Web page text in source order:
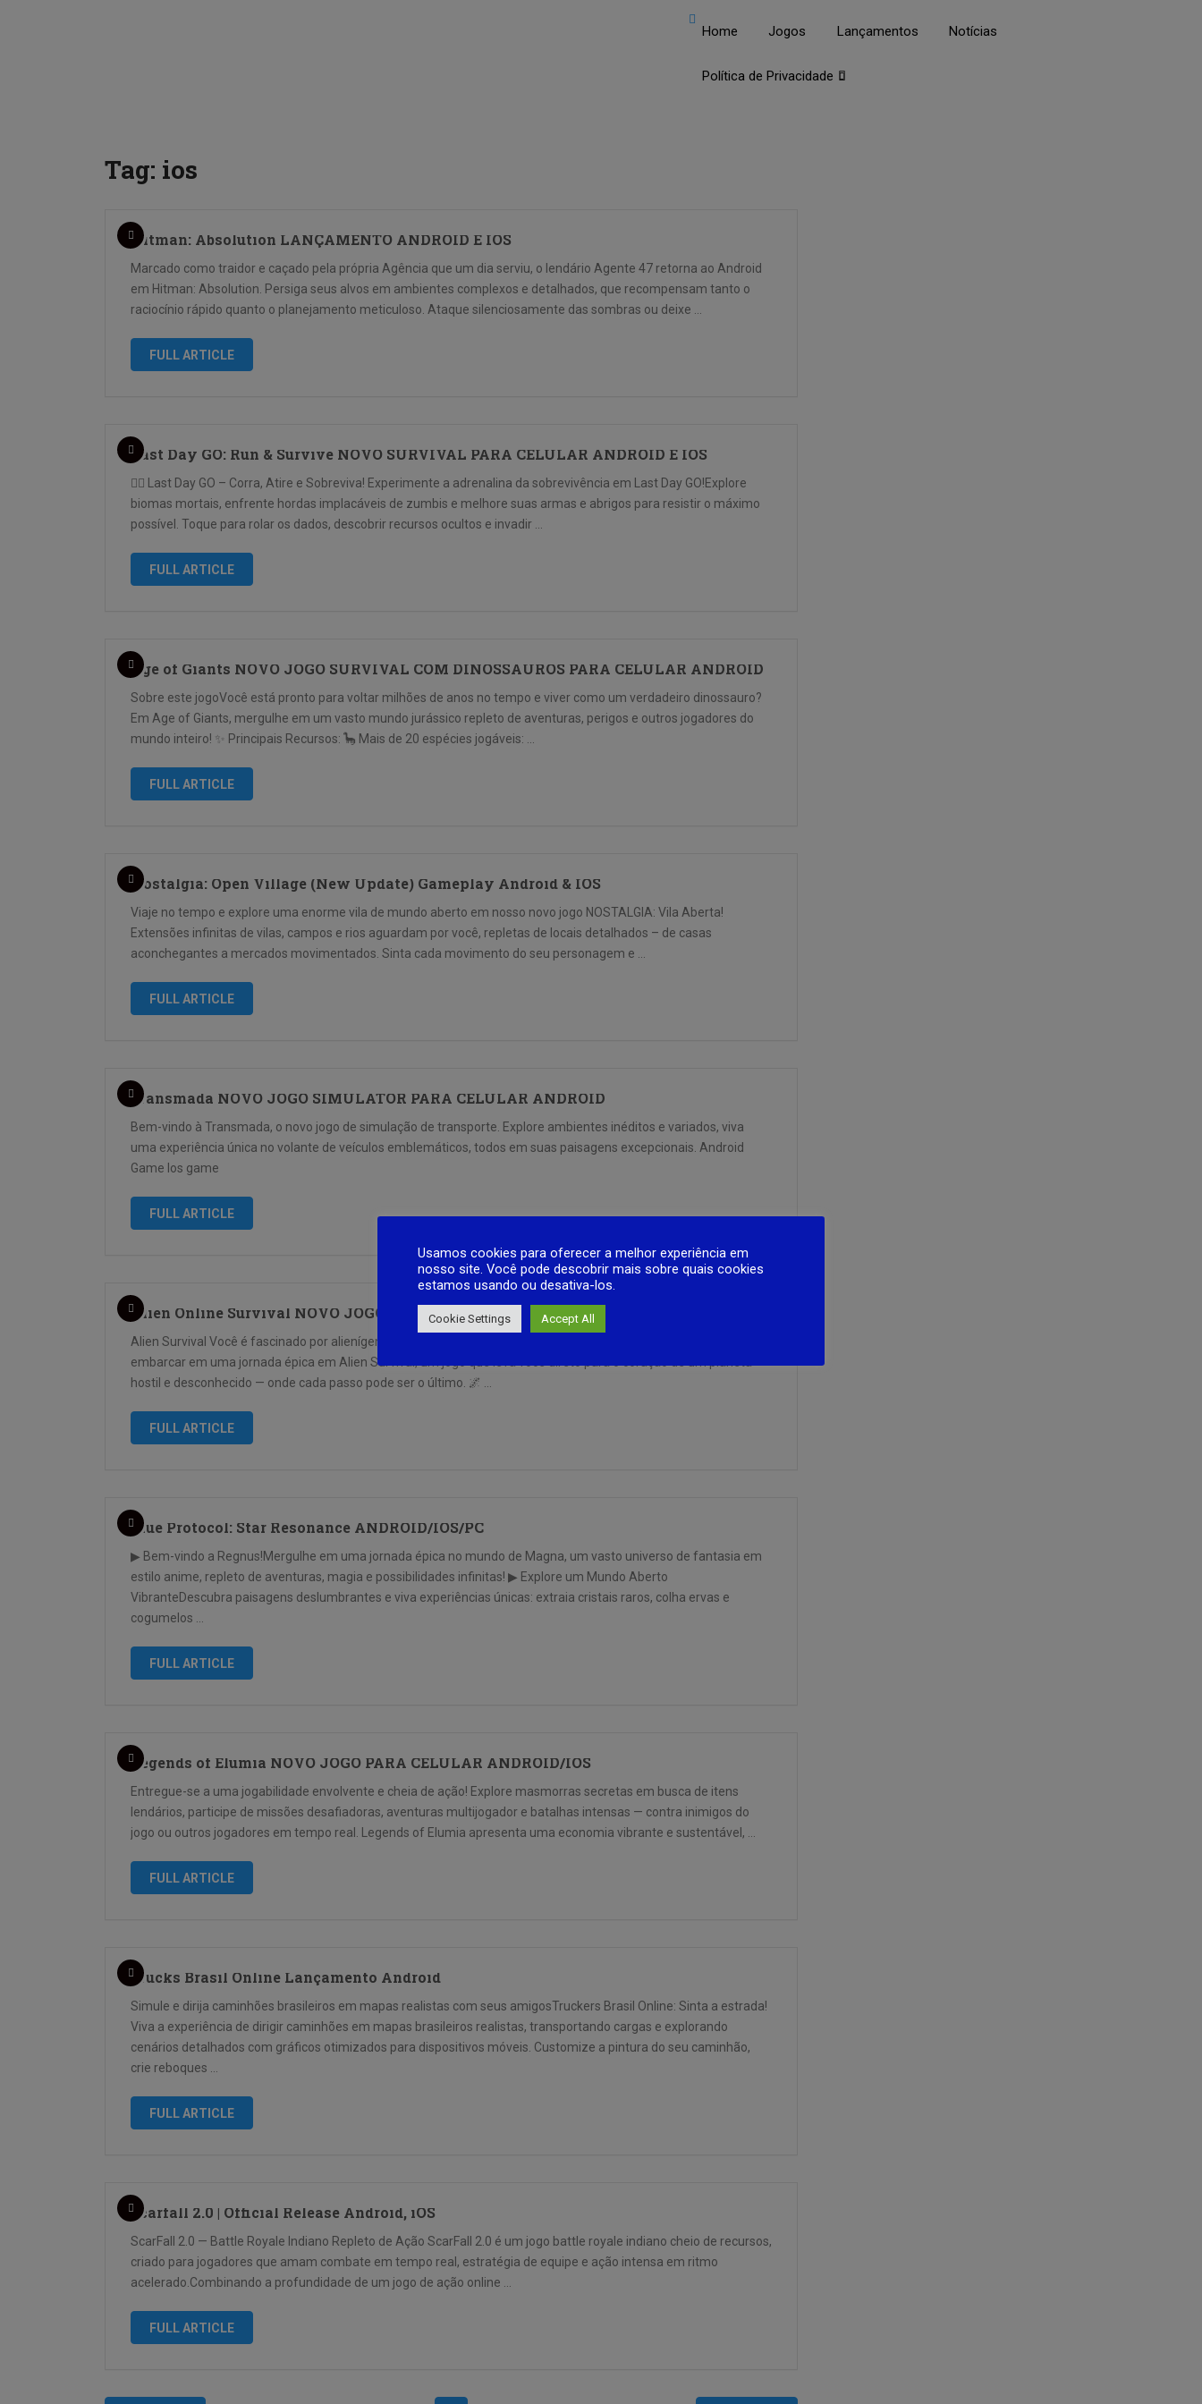
Home Jogos Lançamentos Notícias
Política de Privacidade
Tag: ios
Hitman: Absolution LANÇAMENTO ANDROID E IOS
Marcado como traidor e caçado pela própria Agência que um dia serviu, o lendário Agente 47 retorna ao Android
em Hitman: Absolution. Persiga seus alvos em ambientes complexos e detalhados, que recompensam tanto o
raciocínio rápido quanto o planejamento meticuloso. Ataque silenciosamente das sombras ou deixe …
FULL ARTICLE
Last Day GO: Run & Survive NOVO SURVIVAL PARA CELULAR ANDROID E IOS
🧟‍♂️ Last Day GO – Corra, Atire e Sobreviva! Experimente a adrenalina da sobrevivência em Last Day GO!Explore
biomas mortais, enfrente hordas implacáveis de zumbis e melhore suas armas e abrigos para resistir o máximo
possível. Toque para rolar os dados, descobrir recursos ocultos e invadir …
FULL ARTICLE
Age of Giants NOVO JOGO SURVIVAL COM DINOSSAUROS PARA CELULAR ANDROID
Sobre este jogoVocê está pronto para voltar milhões de anos no tempo e viver como um verdadeiro dinossauro?
Em Age of Giants, mergulhe em um vasto mundo jurássico repleto de aventuras, perigos e outros jogadores do
mundo inteiro! ✨ Principais Recursos: 🦕 Mais de 20 espécies jogáveis: …
FULL ARTICLE
Nostalgia: Open Village (New Update) Gameplay Android & IOS
Viaje no tempo e explore uma enorme vila de mundo aberto em nosso novo jogo NOSTALGIA: Vila Aberta!
Extensões infinitas de vilas, campos e rios aguardam por você, repletas de locais detalhados – de casas
aconchegantes a mercados movimentados. Sinta cada movimento do seu personagem e …
FULL ARTICLE
Transmada NOVO JOGO SIMULATOR PARA CELULAR ANDROID
Bem-vindo à Transmada, o novo jogo de simulação de transporte. Explore ambientes inéditos e variados, viva
uma experiência única no volante de veículos emblemáticos, todos em suas paisagens excepcionais. Android
Game Ios game
FULL ARTICLE
Alien Online Survival NOVO JOGO DE SOBREVIVENCIA PARA CELULAR ANDROID
Alien Survival Você é fascinado por alienígenas, planetas distantes e mistérios do cosmos?Prepare-se para
embarcar em uma jornada épica em Alien Survival, um jogo que leva você direto para o coração de um planeta
hostil e desconhecido — onde cada passo pode ser o último. 🌌 …
FULL ARTICLE
Blue Protocol: Star Resonance ANDROID/IOS/PC
▶ Bem-vindo a Regnus!Mergulhe em uma jornada épica no mundo de Magna, um vasto universo de fantasia em
estilo anime, repleto de aventuras, magia e possibilidades infinitas! ▶ Explore um Mundo Aberto
VibranteDescubra paisagens deslumbrantes e viva experiências únicas: extraia cristais raros, colha ervas e
cogumelos …
FULL ARTICLE
Legends of Elumia NOVO JOGO PARA CELULAR ANDROID/IOS
Entregue-se a uma jogabilidade envolvente e cheia de ação! Explore masmorras secretas em busca de itens
lendários, participe de missões desafiadoras, aventuras multijogador e batalhas intensas — contra inimigos do
jogo ou outros jogadores em tempo real. Legends of Elumia apresenta uma economia vibrante e sustentável, …
FULL ARTICLE
Trucks Brasil Online Lançamento Android
Simule e dirija caminhões brasileiros em mapas realistas com seus amigosTruckers Brasil Online: Sinta a estrada!
Viva a experiência de dirigir caminhões em mapas brasileiros realistas, transportando cargas e explorando
cenários detalhados com gráficos otimizados para dispositivos móveis. Customize a pintura do seu caminhão,
crie reboques …
FULL ARTICLE
Scarfall 2.0 | Official Release Android, iOS
ScarFall 2.0 — Battle Royale Indiano Repleto de Ação ScarFall 2.0 é um jogo battle royale indiano cheio de recursos,
criado para jogadores que amam combate em tempo real, estratégia de equipe e ação intensa em ritmo
acelerado.Combinando a profundidade de um jogo de ação online …
FULL ARTICLE
Usamos cookies para oferecer a melhor experiência em
nosso site. Você pode descobrir mais sobre quais cookies
estamos usando ou desativa-los.
Cookie Settings Accept All